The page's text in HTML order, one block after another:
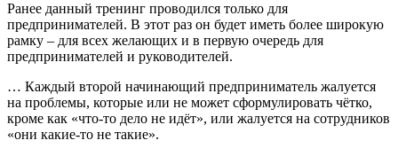
Ранее данный тренинг проводился только для
предпринимателей. В этот раз он будет иметь более широкую
рамку – для всех желающих и в первую очередь для
предпринимателей и руководителей.
… Каждый второй начинающий предприниматель жалуется
на проблемы, которые или не может сформулировать чётко,
кроме как «что-то дело не идёт», или жалуется на сотрудников
«они какие-то не такие».